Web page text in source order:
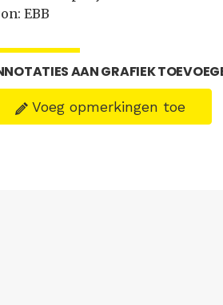
EBB
AAN GRAFIEK
Voeg opmerkingen toe